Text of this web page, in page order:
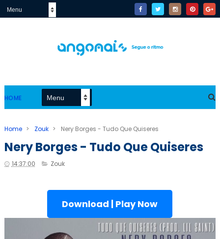
HOME
Home > Zouk > Nery Borges - Tudo Que Quiseres
Nery Borges - Tudo Que Quiseres
14:37:00 Zouk
Download | Play Now